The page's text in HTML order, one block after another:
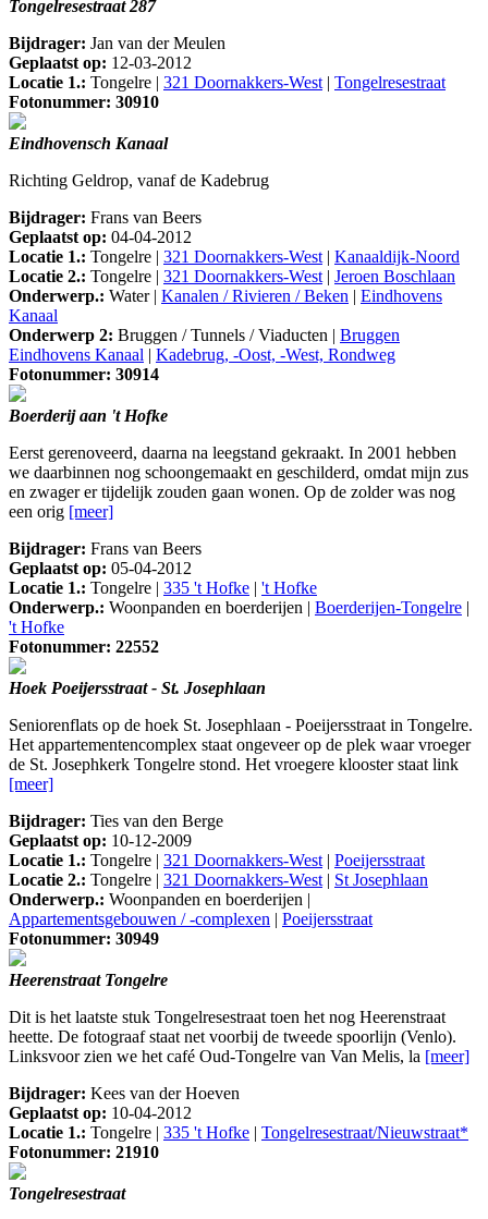
Tongelresestraat 287
Bijdrager: Jan van der Meulen
Geplaatst op: 12-03-2012
Locatie 1.: Tongelre | 321 Doornakkers-West | Tongelresestraat
Fotonummer: 30910
Eindhovensch Kanaal
Richting Geldrop, vanaf de Kadebrug
Bijdrager: Frans van Beers
Geplaatst op: 04-04-2012
Locatie 1.: Tongelre | 321 Doornakkers-West | Kanaaldijk-Noord
Locatie 2.: Tongelre | 321 Doornakkers-West | Jeroen Boschlaan
Onderwerp.: Water | Kanalen / Rivieren / Beken | Eindhovens
Kanaal
Onderwerp 2: Bruggen / Tunnels / Viaducten | Bruggen
Eindhovens Kanaal | Kadebrug, -Oost, -West, Rondweg
Fotonummer: 30914
Boerderij aan 't Hofke
Eerst gerenoveerd, daarna na leegstand gekraakt. In 2001 hebben
we daarbinnen nog schoongemaakt en geschilderd, omdat mijn zus
en zwager er tijdelijk zouden gaan wonen. Op de zolder was nog
een orig [meer]
Bijdrager: Frans van Beers
Geplaatst op: 05-04-2012
Locatie 1.: Tongelre | 335 't Hofke | 't Hofke
Onderwerp.: Woonpanden en boerderijen | Boerderijen-Tongelre |
't Hofke
Fotonummer: 22552
Hoek Poeijersstraat - St. Josephlaan
Seniorenflats op de hoek St. Josephlaan - Poeijersstraat in Tongelre.
Het appartementencomplex staat ongeveer op de plek waar vroeger
de St. Josephkerk Tongelre stond. Het vroegere klooster staat link
[meer]
Bijdrager: Ties van den Berge
Geplaatst op: 10-12-2009
Locatie 1.: Tongelre | 321 Doornakkers-West | Poeijersstraat
Locatie 2.: Tongelre | 321 Doornakkers-West | St Josephlaan
Onderwerp.: Woonpanden en boerderijen |
Appartementsgebouwen / -complexen | Poeijersstraat
Fotonummer: 30949
Heerenstraat Tongelre
Dit is het laatste stuk Tongelresestraat toen het nog Heerenstraat
heette. De fotograaf staat net voorbij de tweede spoorlijn (Venlo).
Linksvoor zien we het café Oud-Tongelre van Van Melis, la [meer]
Bijdrager: Kees van der Hoeven
Geplaatst op: 10-04-2012
Locatie 1.: Tongelre | 335 't Hofke | Tongelresestraat/Nieuwstraat*
Fotonummer: 21910
Tongelresestraat